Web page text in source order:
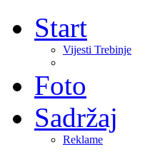
Start
Vijesti Trebinje
Foto
Sadržaj
Reklame